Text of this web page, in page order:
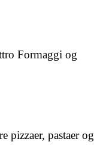
Formaggi og
pizzaer, pastaer og